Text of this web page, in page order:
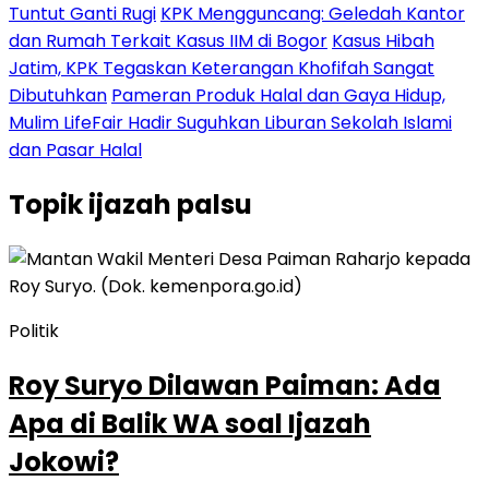
Tuntut Ganti Rugi KPK Mengguncang: Geledah Kantor
dan Rumah Terkait Kasus IIM di Bogor Kasus Hibah
Jatim, KPK Tegaskan Keterangan Khofifah Sangat
Dibutuhkan Pameran Produk Halal dan Gaya Hidup,
Mulim LifeFair Hadir Suguhkan Liburan Sekolah Islami
dan Pasar Halal
Topikijazah palsu
Politik
Roy Suryo Dilawan Paiman: Ada
Apa di Balik WA soal Ijazah
Jokowi?